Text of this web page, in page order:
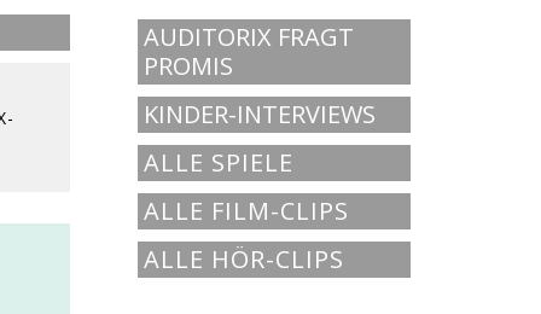
AUDITORIX FRAGT
PROMIS
KINDER-INTERVIEWS
ALLE SPIELE
ALLE FILM-CLIPS
ALLE HÖR-CLIPS